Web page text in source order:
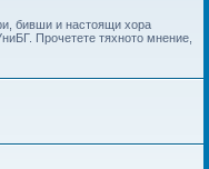
бивши и настоящи хора
Прочетете тяхното мнение,